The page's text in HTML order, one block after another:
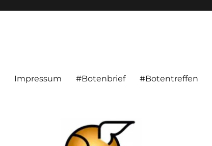
Impressum #Botenbrief #Botentreffen